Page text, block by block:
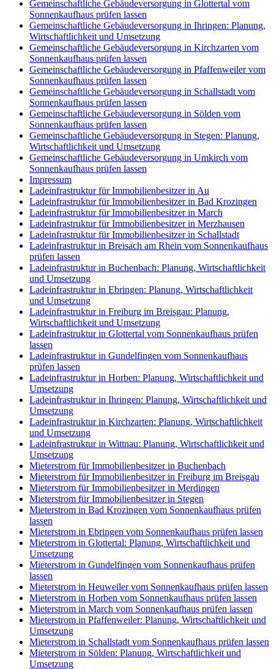
Gemeinschaftliche Gebäudeversorgung in Glottertal vom
Sonnenkaufhaus prüfen lassen
Gemeinschaftliche Gebäudeversorgung in Ihringen: Planung,
Wirtschaftlichkeit und Umsetzung
Gemeinschaftliche Gebäudeversorgung in Kirchzarten vom
Sonnenkaufhaus prüfen lassen
Gemeinschaftliche Gebäudeversorgung in Pfaffenweiler vom
Sonnenkaufhaus prüfen lassen
Gemeinschaftliche Gebäudeversorgung in Schallstadt vom
Sonnenkaufhaus prüfen lassen
Gemeinschaftliche Gebäudeversorgung in Sölden vom
Sonnenkaufhaus prüfen lassen
Gemeinschaftliche Gebäudeversorgung in Stegen: Planung,
Wirtschaftlichkeit und Umsetzung
Gemeinschaftliche Gebäudeversorgung in Umkirch vom
Sonnenkaufhaus prüfen lassen
Impressum
Ladeinfrastruktur für Immobilienbesitzer in Au
Ladeinfrastruktur für Immobilienbesitzer in Bad Krozingen
Ladeinfrastruktur für Immobilienbesitzer in March
Ladeinfrastruktur für Immobilienbesitzer in Merzhausen
Ladeinfrastruktur für Immobilienbesitzer in Schallstadt
Ladeinfrastruktur in Breisach am Rhein vom Sonnenkaufhaus
prüfen lassen
Ladeinfrastruktur in Buchenbach: Planung, Wirtschaftlichkeit
und Umsetzung
Ladeinfrastruktur in Ebringen: Planung, Wirtschaftlichkeit
und Umsetzung
Ladeinfrastruktur in Freiburg im Breisgau: Planung,
Wirtschaftlichkeit und Umsetzung
Ladeinfrastruktur in Glottertal vom Sonnenkaufhaus prüfen
lassen
Ladeinfrastruktur in Gundelfingen vom Sonnenkaufhaus
prüfen lassen
Ladeinfrastruktur in Horben: Planung, Wirtschaftlichkeit und
Umsetzung
Ladeinfrastruktur in Ihringen: Planung, Wirtschaftlichkeit und
Umsetzung
Ladeinfrastruktur in Kirchzarten: Planung, Wirtschaftlichkeit
und Umsetzung
Ladeinfrastruktur in Wittnau: Planung, Wirtschaftlichkeit und
Umsetzung
Mieterstrom für Immobilienbesitzer in Buchenbach
Mieterstrom für Immobilienbesitzer in Freiburg im Breisgau
Mieterstrom für Immobilienbesitzer in Merdingen
Mieterstrom für Immobilienbesitzer in Stegen
Mieterstrom in Bad Krozingen vom Sonnenkaufhaus prüfen
lassen
Mieterstrom in Ebringen vom Sonnenkaufhaus prüfen lassen
Mieterstrom in Glottertal: Planung, Wirtschaftlichkeit und
Umsetzung
Mieterstrom in Gundelfingen vom Sonnenkaufhaus prüfen
lassen
Mieterstrom in Heuweiler vom Sonnenkaufhaus prüfen lassen
Mieterstrom in Horben vom Sonnenkaufhaus prüfen lassen
Mieterstrom in March vom Sonnenkaufhaus prüfen lassen
Mieterstrom in Pfaffenweiler: Planung, Wirtschaftlichkeit und
Umsetzung
Mieterstrom in Schallstadt vom Sonnenkaufhaus prüfen lassen
Mieterstrom in Sölden: Planung, Wirtschaftlichkeit und
Umsetzung